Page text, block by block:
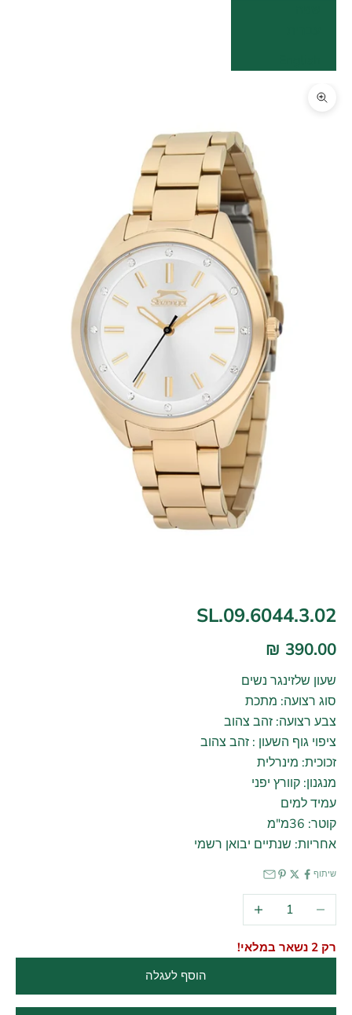
SL.09.6044.3.02
390.00 ₪
שעון שלזינגר נשים
סוג רצועה: מתכת
צבע רצועה: זהב צהוב
ציפוי גוף השעון : זהב צהוב
זכוכית: מינרלית
מנגנון: קוורץ יפני
עמיד למים
קוטר: 36מ"מ
אחריות: שנתיים יבואן רשמי
שיתוף
הקטנת הכמות הגדלת הכמות
רק 2 נשאר במלאי!
הוסף לעגלה